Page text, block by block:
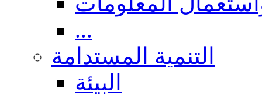
...
التنمية المستدامة
البيئة